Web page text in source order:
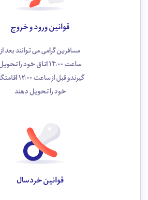
قوانین ورود و خروج
مسافرین گرامی می توانند بعد از
ساعت 14:00 اتاق خود را
گیرندو قبل از ساعت 12:00
خود را تحویل دهند
قوانین خردسال